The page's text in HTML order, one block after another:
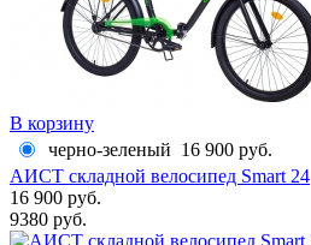
В корзину
черно-зеленый 16 900 руб.
АИСТ складной велосипед Smart 24
16 900 руб.
9380 руб.